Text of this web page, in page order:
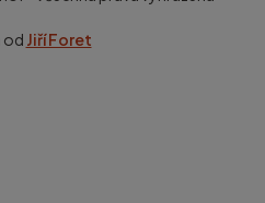
od Jiří Foret